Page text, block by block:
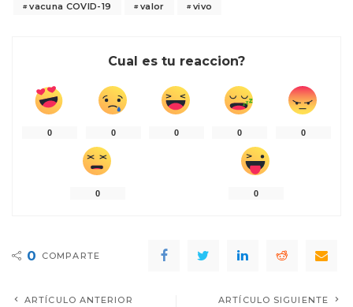
vacuna COVID-19
valor vivo
Cual es tu reaccion?
0 0 0 0 0
0 0
0 COMPARTE
ARTÍCULO ANTERIOR ARTÍCULO SIGUIENTE